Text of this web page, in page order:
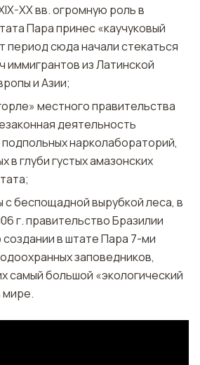
XX вв. огромную роль в
Пара принес «каучуковый
период сюда начали стекаться
иммигрантов из Латинской
и Азии;
местного правительства
деятельность
нарколабораторий,
в глуби густых амазонских
беспощадной вырубкой леса, в
г. правительство Бразилии
в штате Пара 7-ми
заповедников,
самый большой «экологический
мире.